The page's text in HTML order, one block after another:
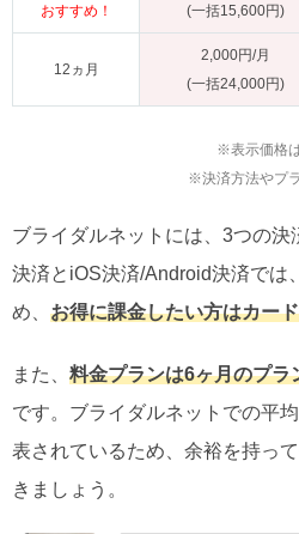
おすすめ！
(一括15,600円)
12ヵ月
2,000円/月
(一括24,000円)
※表示価格
※決済方法やプ
ブライダルネットには、3つの決
決済とiOS決済/Android決済では
め、 お得に課金したい方はカー
また、 料金プランは6ヶ月のプラ
です。ブライダルネットでの平
表されているため、余裕を持っ
きましょう。